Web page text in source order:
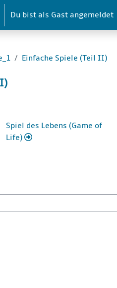
umschalten
Du bist als Gast angemeldet
Einfache Spiele (Teil II)
Spiel des Lebens (Game of
Life)